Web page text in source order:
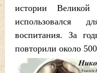
истории
использовался
воспитания. За
повторили около